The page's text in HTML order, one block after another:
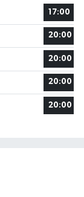
17:00
20:00
20:00
20:00
20:00